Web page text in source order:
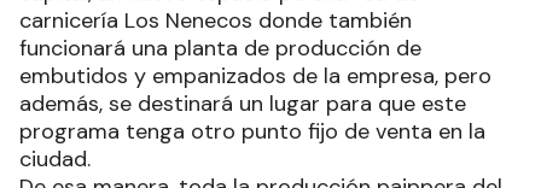
carnicería Los Nenecos donde también
funcionará una planta de producción de
embutidos y empanizados de la empresa, pero
además, se destinará un lugar para que este
programa tenga otro punto fijo de venta en la
ciudad.